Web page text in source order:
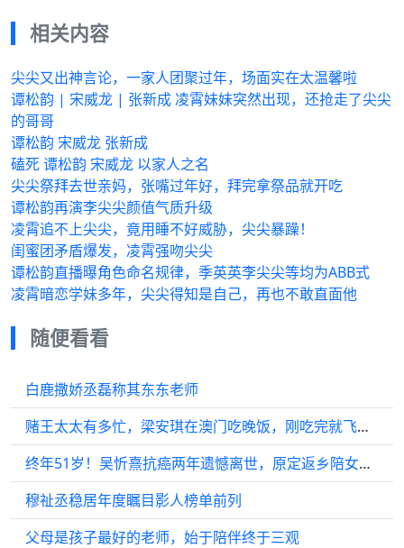
相关内容
尖尖又出神言论，一家人团聚过年，场面实在太温馨啦
谭松韵 | 宋威龙 | 张新成 凌霄妹妹突然出现，还抢走了尖尖
的哥哥
谭松韵 宋威龙 张新成
磕死 谭松韵 宋威龙 以家人之名
尖尖祭拜去世亲妈，张嘴过年好，拜完拿祭品就开吃
谭松韵再演李尖尖颜值气质升级
凌霄追不上尖尖，竟用睡不好威胁，尖尖暴躁！
闺蜜团矛盾爆发，凌霄强吻尖尖
谭松韵直播曝角色命名规律，季英英李尖尖等均为ABB式
凌霄暗恋学妹多年，尖尖得知是自己，再也不敢直面他
随便看看
白鹿撒娇丞磊称其东东老师
赌王太太有多忙，梁安琪在澳门吃晚饭，刚吃完就飞回香港开会！
终年51岁！吴忻熹抗癌两年遗憾离世，原定返乡陪女儿过节成永久遗憾
穆祉丞稳居年度瞩目影人榜单前列
父母是孩子最好的老师，始于陪伴终于三观